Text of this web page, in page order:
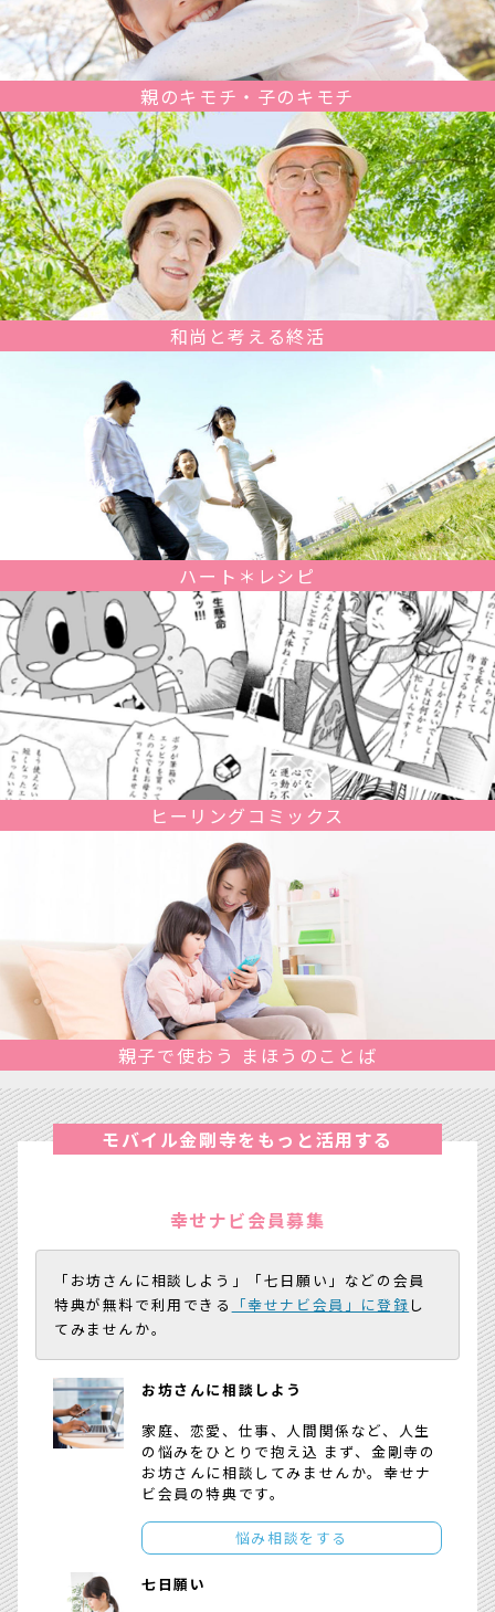
親のキモチ・子のキモチ
和尚と考える終活
ハート＊レシピ
ヒーリングコミックス
親子で使おう まほうのことば
モバイル金剛寺をもっと活用する
幸せナビ会員募集
「お坊さんに相談しよう」「七日願い」などの会員
特典が無料で利用できる
「幸せナビ会員」に登録 し
てみませんか。
お坊さんに相談しよう
家庭、恋愛、仕事、人間関係など、人生
の悩みをひとりで抱え込 まず、金剛寺の
お坊さんに相談してみませんか。幸せナ
ビ会員の特典です。
悩み相談をする
七日願い